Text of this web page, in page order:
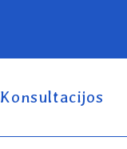
Konsultacijos